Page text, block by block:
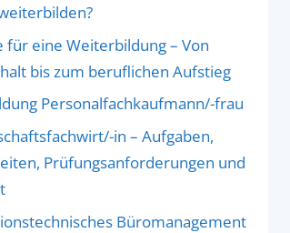
für eine Weiterbildung – Von
bis zum beruflichen Aufstieg
Personalfachkaufmann/-frau
in – Aufgaben,
Prüfungsanforderungen und
Büromanagement